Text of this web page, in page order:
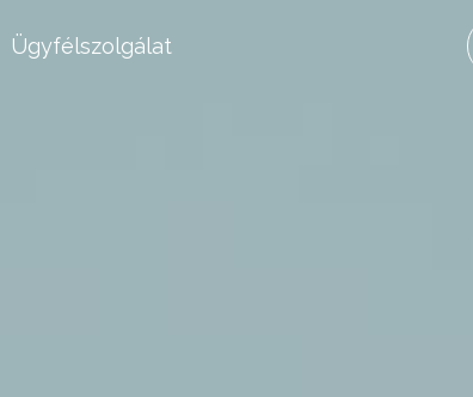
Ügyfélszolgálat